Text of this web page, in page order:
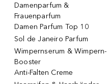
Damenparfum &
Frauenparfum
Damen Parfum Top 10
Sol de Janeiro Parfum
Wimpernserum & Wimpern-
Booster
Anti-Falten Creme